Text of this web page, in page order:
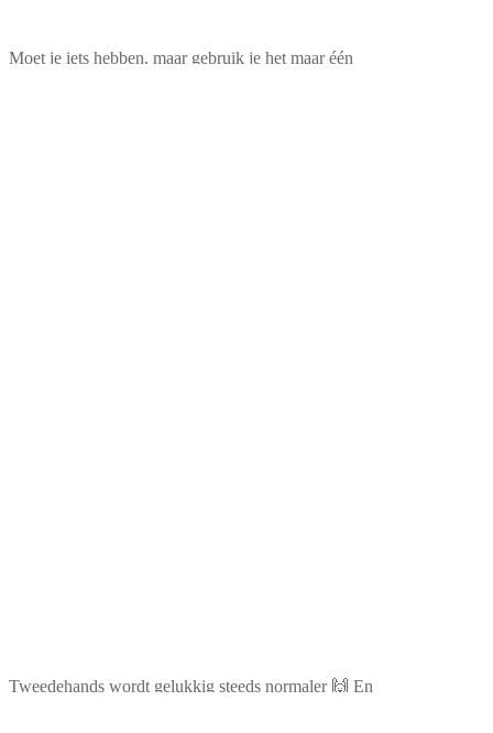
Moet je iets hebben, maar gebruik je het maar één
Tweedehands wordt gelukkig steeds normaler 🙌 En